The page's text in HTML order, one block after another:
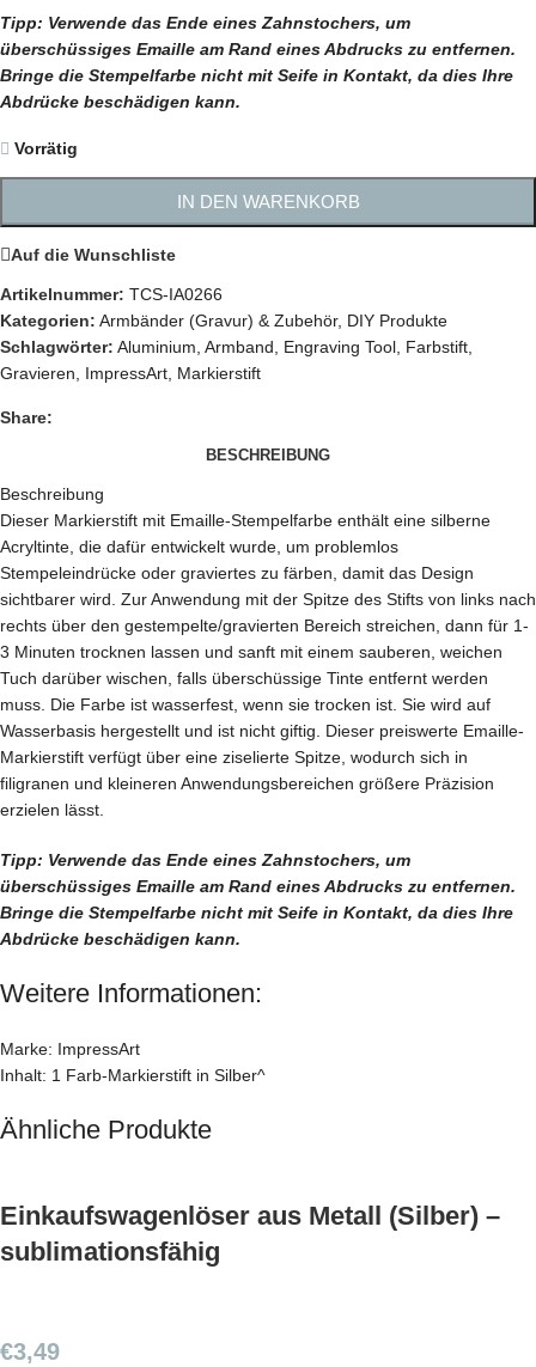
Tipp: Verwende das Ende eines Zahnstochers, um
überschüssiges Emaille am Rand eines Abdrucks zu entfernen.
Bringe die Stempelfarbe nicht mit Seife in Kontakt, da dies Ihre
Abdrücke beschädigen kann.
Vorrätig
IN DEN WARENKORB
Auf die Wunschliste
Artikelnummer: TCS-IA0266
Kategorien: Armbänder (Gravur) & Zubehör, DIY Produkte
Schlagwörter: Aluminium Armband Engraving Tool Farbstift
Gravieren
ImpressArt Markierstift
Share:
BESCHREIBUNG
Beschreibung
Dieser Markierstift mit Emaille-Stempelfarbe enthält eine silberne
Acryltinte, die dafür entwickelt wurde, um problemlos
Stempeleindrücke oder graviertes zu färben, damit das Design
sichtbarer wird. Zur Anwendung mit der Spitze des Stifts von links nach
rechts über den gestempelte/gravierten Bereich streichen, dann für 1-
3 Minuten trocknen lassen und sanft mit einem sauberen, weichen
Tuch darüber wischen, falls überschüssige Tinte entfernt werden
muss. Die Farbe ist wasserfest, wenn sie trocken ist. Sie wird auf
Wasserbasis hergestellt und ist nicht giftig. Dieser preiswerte Emaille-
Markierstift verfügt über eine ziselierte Spitze, wodurch sich in
filigranen und kleineren Anwendungsbereichen größere Präzision
erzielen lässt.
Tipp: Verwende das Ende eines Zahnstochers, um
überschüssiges Emaille am Rand eines Abdrucks zu entfernen.
Bringe die Stempelfarbe nicht mit Seife in Kontakt, da dies Ihre
Abdrücke beschädigen kann.
Weitere Informationen:
Marke: ImpressArt
Inhalt: 1 Farb-Markierstift in Silber^
Ähnliche Produkte
Einkaufswagenlöser aus Metall (Silber) –
sublimationsfähig
€3,49